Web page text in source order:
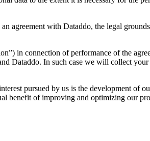
agreement with Dataddo, the legal
in connection of performance of the
Dataddo. In such case we will collect
pursued by us is the development of
benefit of improving and optimizing our